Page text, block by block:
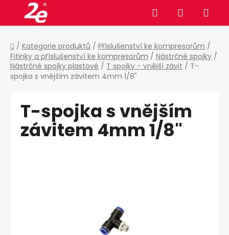
obsah
Hledat NÁKUPNÍ
KOŠÍK
Domů
/ Kategorie produktů / Příslušenství ke kompresorům /
Fitinky a příslušenství ke kompresorům / Nástrčné spojky /
Nástrčné spojky plastové / T spojky - vnější závit / T-
spojka s vnějším závitem 4mm 1/8"
T-spojka s vnějším
závitem 4mm 1/8"